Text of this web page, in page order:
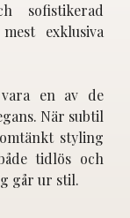
sofistikerad
exklusiva
en av de
När subtil
styling
tidlös och
går ur stil.